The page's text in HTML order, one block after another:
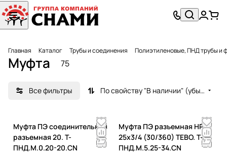
Главная Каталог Трубы и соединения Полиэтиленовые, ПНД трубы и
Муфта 75
Все фильтры По свойству "В наличии" (убывание)
Муфта ПЭ соединительная
разъемная 20. T-
ПНД.М.0.20-20.CN
Муфта ПЭ разъемная НР
25x3/4 (30/360) TEBO. T-
ПНД.М.5.25-34.CN